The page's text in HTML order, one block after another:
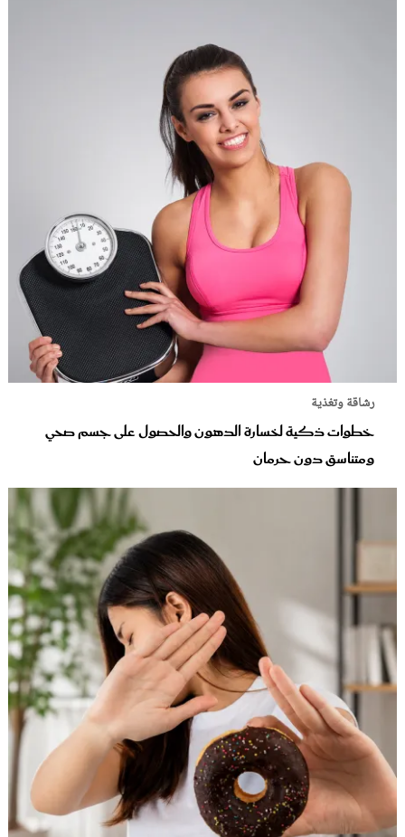
رشاقة وتغذية
خطوات ذكية لخسارة الدهون والحصول على جسم صحي
ومتناسق دون حرمان